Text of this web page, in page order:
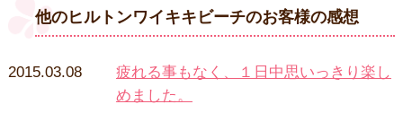
他のヒルトンワイキキビーチのお客様の感想
2015.03.08
疲れる事もなく、１日中思いっきり楽し
めました。